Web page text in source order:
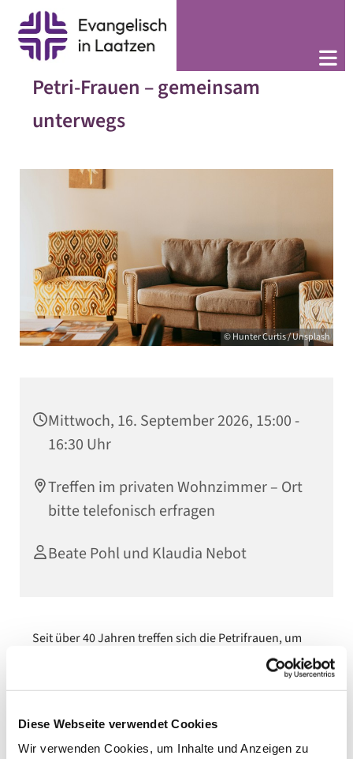
Diese Webseite verwendet Cookies
Wir verwenden Cookies, um Inhalte und Anzeigen zu
Petri-Frauen – gemeinsam
unterwegs
© Hunter Curtis / Unsplash
Mittwoch, 16. September 2026, 15:00 -
16:30 Uhr
Treffen im privaten Wohnzimmer – Ort
bitte telefonisch erfragen
Beate Pohl und Klaudia Nebot
Seit über 40 Jahren treffen sich die Petrifrauen, um
sich über Glauben, Leben und aktuelle Themen
auszutauschen. Wir teilen Freud und Leid, lachen
miteinander, denken nach, genießen das
ins Gemeindeleben ein.